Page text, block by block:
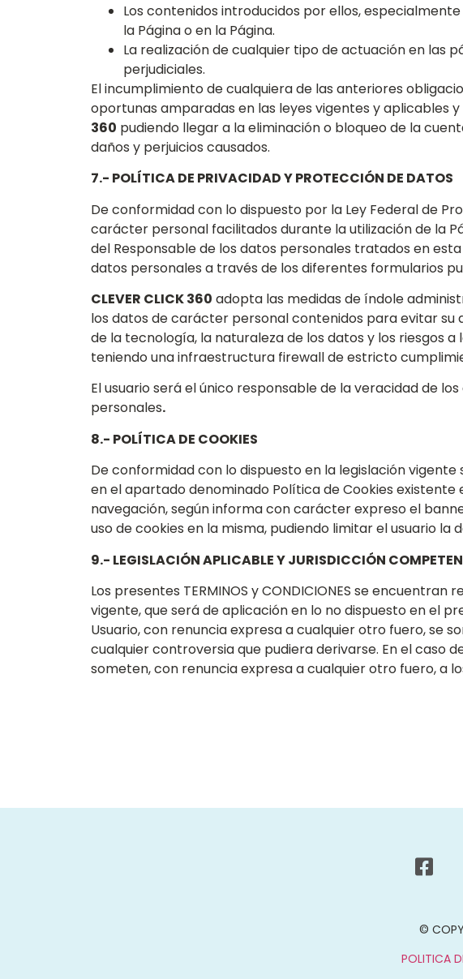
Los contenidos introducidos por ellos,
la Página o en la Página.
La realización de cualquier tipo de actuación en las
perjudiciales.
El incumplimiento de cualquiera de las anteriores
oportunas amparadas en las leyes vigentes y aplicables
360 pudiendo llegar a la eliminación o bloqueo de la
daños y perjuicios causados.
7.- POLÍTICA DE PRIVACIDAD Y PROTECCIÓN DE DATOS
De conformidad con lo dispuesto por la Ley Federal de
carácter personal facilitados durante la utilización de la
del Responsable de los datos personales tratados en
datos personales a través de los diferentes formularios
CLEVER CLICK 360 adopta las medidas de índole
los datos de carácter personal contenidos para evitar
de la tecnología, la naturaleza de los datos y los riesgos
teniendo una infraestructura firewall de estricto
El usuario será el único responsable de la veracidad de
personales.
8.- POLÍTICA DE COOKIES
De conformidad con lo dispuesto en la legislación
en el apartado denominado Política de Cookies
navegación, según informa con carácter expreso el
uso de cookies en la misma, pudiendo limitar el usuario la
9.- LEGISLACIÓN APLICABLE Y JURISDICCIÓN
Los presentes TERMINOS y CONDICIONES se
vigente, que será de aplicación en lo no dispuesto en el
Usuario, con renuncia expresa a cualquier otro fuero, se
cualquier controversia que pudiera derivarse. En el caso
someten, con renuncia expresa a cualquier otro fuero, a
©
POLITICA